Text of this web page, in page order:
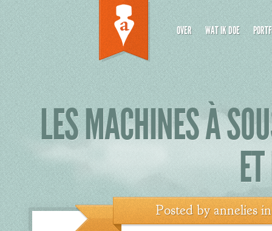
OVER WAT IK DOE
LES MACHINES À
Posted byannelies